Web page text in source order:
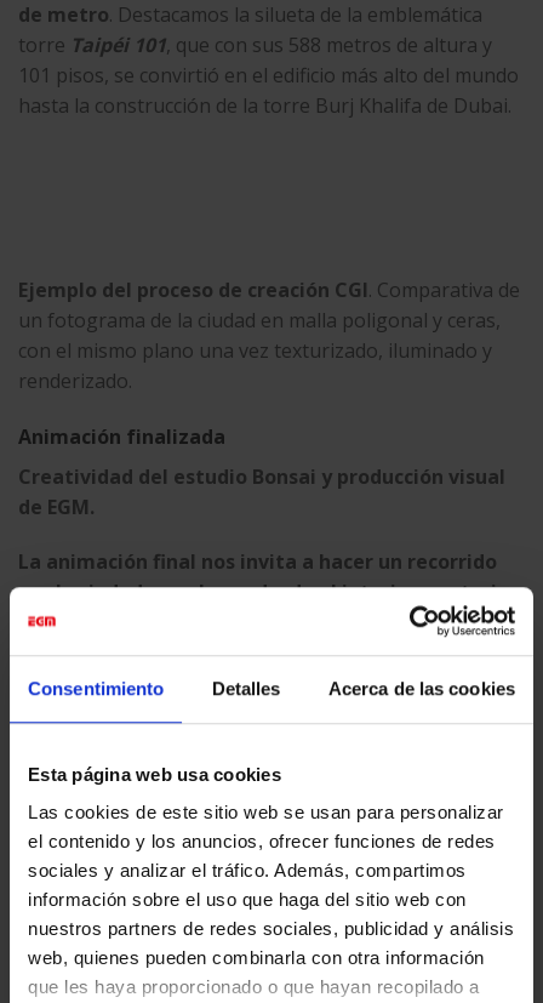
Consentimiento Detalles Acerca de las cookies
Esta página web usa cookies
Las cookies de este sitio web se usan para personalizar
el contenido y los anuncios, ofrecer funciones de redes
sociales y analizar el tráfico. Además, compartimos
información sobre el uso que haga del sitio web con
nuestros partners de redes sociales, publicidad y análisis
web, quienes pueden combinarla con otra información
que les haya proporcionado o que hayan recopilado a
de metro. Destacamos la silueta de la emblemática
torre Taipéi 101, que con sus 588 metros de altura y
101 pisos, se convirtió en el edificio más alto del mundo
hasta la construcción de la torre Burj Khalifa de Dubai.
Ejemplo del proceso de creación CGI. Comparativa de
un fotograma de la ciudad en malla poligonal y ceras,
con el mismo plano una vez texturizado, iluminado y
renderizado.
Animación finalizada
Creatividad del estudio Bonsai y producción visual
de EGM.
La animación final nos invita a hacer un recorrido
por la ciudad con planos desde el interior y exterior
del tren
. El trayecto nos lleva por calles, vías elevadas y
estaciones, donde los cambios de cámara y puntos de
vista proporcionan velocidad y dinamismo al metraje.
Esta entrada fue publicada enDigital Contenty etiquetada Animación
Digital,CGI ,Digital Content,Visualización 3D.
EGM_TEST